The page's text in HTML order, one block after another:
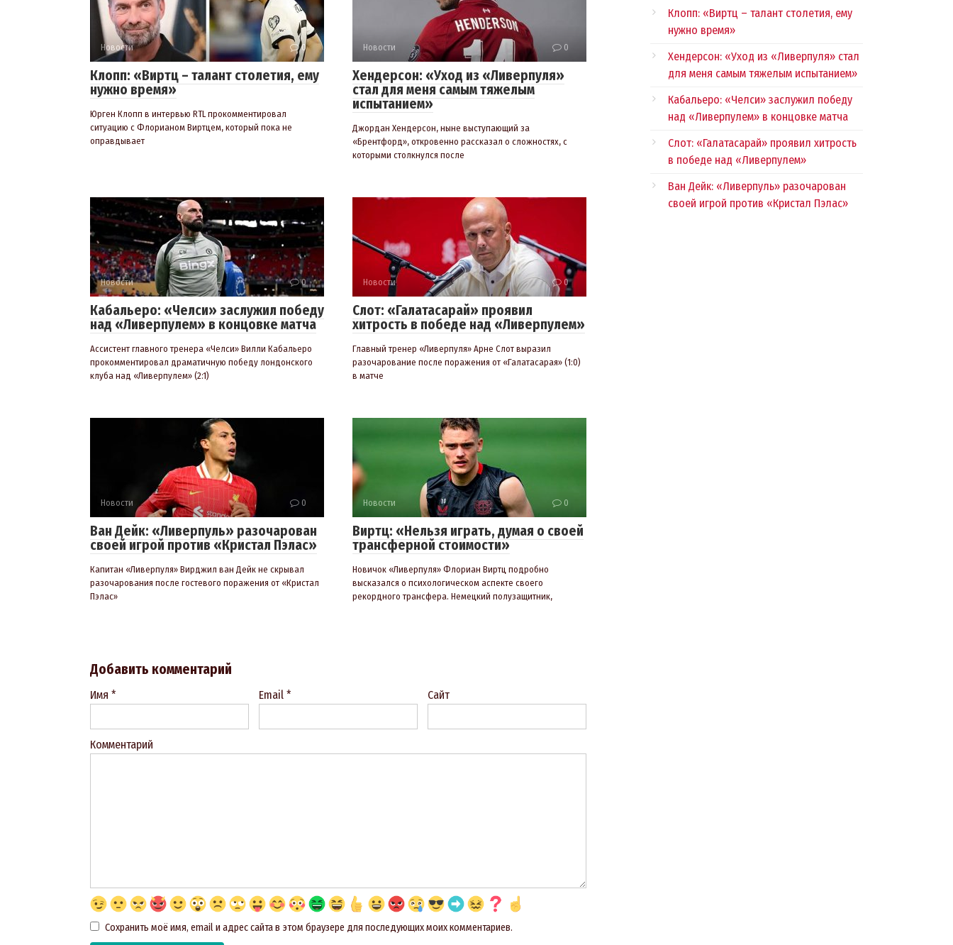
Новости 0
Клопп: «Виртц – талант столетия, ему
нужно время»
Юрген Клопп в интервью RTL прокомментировал
ситуацию с Флорианом Виртцем, который пока не
оправдывает
Новости 0
Хендерсон: «Уход из «Ливерпуля»
стал для меня самым тяжелым
испытанием»
Джордан Хендерсон, ныне выступающий за
«Брентфорд», откровенно рассказал о сложностях, с
которыми столкнулся после
Новости 0
Кабальеро: «Челси» заслужил победу
над «Ливерпулем» в концовке матча
Ассистент главного тренера «Челси» Вилли Кабальеро
прокомментировал драматичную победу лондонского
клуба над «Ливерпулем» (2:1)
Новости 0
Слот: «Галатасарай» проявил
хитрость в победе над «Ливерпулем»
Главный тренер «Ливерпуля» Арне Слот выразил
разочарование после поражения от «Галатасарая» (1:0)
в матче
Новости 0
Ван Дейк: «Ливерпуль» разочарован
своей игрой против «Кристал Пэлас»
Капитан «Ливерпуля» Вирджил ван Дейк не скрывал
разочарования после гостевого поражения от «Кристал
Пэлас»
Новости 0
Виртц: «Нельзя играть, думая о своей
трансферной стоимости»
Новичок «Ливерпуля» Флориан Виртц подробно
высказался о психологическом аспекте своего
рекордного трансфера. Немецкий полузащитник,
Добавить комментарий
Имя * Email * Сайт
Комментарий
Сохранить моё имя, email и адрес сайта в этом браузере для последующих моих комментариев.
Клопп: «Виртц – талант столетия, ему
нужно время»
Хендерсон: «Уход из «Ливерпуля» стал
для меня самым тяжелым испытанием»
Кабальеро: «Челси» заслужил победу
над «Ливерпулем» в концовке матча
Слот: «Галатасарай» проявил хитрость
в победе над «Ливерпулем»
Ван Дейк: «Ливерпуль» разочарован
своей игрой против «Кристал Пэлас»